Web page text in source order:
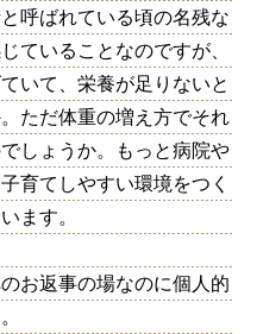
呼ばれている頃の名残な
ていることなのですが、
いて、栄養が足りないと
ただ体重の増え方でそれ
しょうか。もっと病院や
育てしやすい環境をつく
ます。
お返事の場なのに個人的